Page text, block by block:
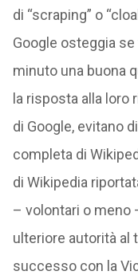
di “scraping” o
Google osteggia
minuto una buona
la risposta alla
di Google, evitano
completa di
di Wikipedia
– volontari o meno
ulteriore autorità al
successo con la